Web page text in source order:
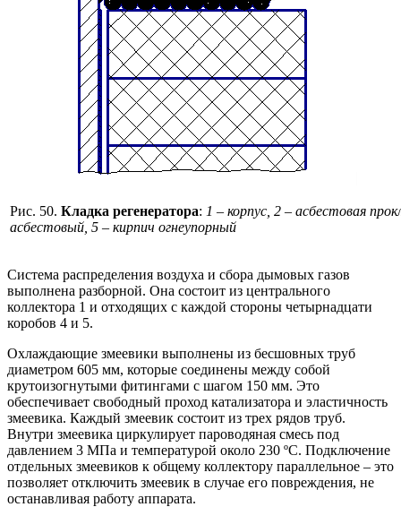
Рис. 50. Кладка регенератора: 1 – корпус, 2 – асбестовая
асбестовый, 5 – кирпич огнеупорный
Система распределения воздуха и сбора дымовых газов
выполнена разборной. Она состоит из центрального
коллектора 1 и отходящих с каждой стороны четырнадцати
коробов 4 и 5.
Охлаждающие змеевики выполнены из бесшовных труб
диаметром 605 мм, которые соединены между собой
крутоизогнутыми фитингами с шагом 150 мм. Это
обеспечивает свободный проход катализатора и эластичность
змеевика. Каждый змеевик состоит из трех рядов труб.
Внутри змеевика циркулирует пароводяная смесь под
давлением 3 МПа и температурой около 230 ºС. Подключение
отдельных змеевиков к общему коллектору параллельное – это
позволяет отключить змеевик в случае его повреждения, не
останавливая работу аппарата.